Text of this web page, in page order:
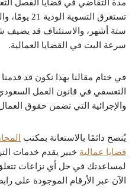
مدة التقاضي في قضايا الفصل
تستغرق
ستة أشهر، والاستئناف قد يضيف
سرعة البت في القضايا العمالية.
في ختام مقالنا بهذا نكون قد
التعسفي في قانون العمل
والإجرائية التي تضمن حقوق
يُنصح دائمًا بالاستعانة بمكتب
قضايا عمالية خبير يقدم خدمات
لمساعدتك في حل أي نزاعات
الآن عبر الأرقام الموجودة على